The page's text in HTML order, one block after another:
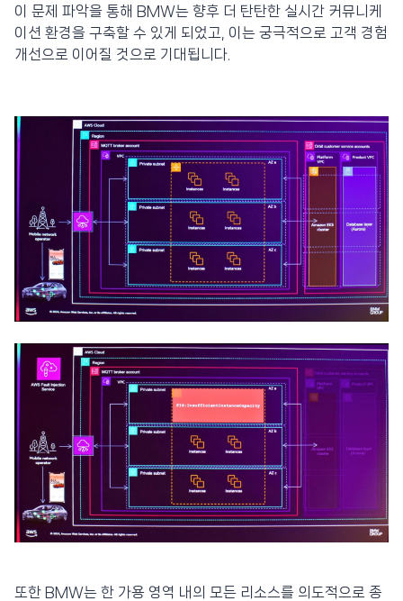
이 문제 파악을 통해 BMW는 향후 더 탄탄한 실시간 커뮤니케
이션 환경을 구축할 수 있게 되었고, 이는 궁극적으로 고객 경험
개선으로 이어질 것으로 기대됩니다.
또한 BMW는 한 가용 영역 내의 모든 리소스를 의도적으로 종